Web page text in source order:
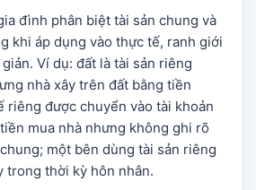
đình phân biệt tài sản chung và
khi áp dụng vào thực tế, ranh giới
Ví dụ: đất là tài sản riêng
nhà xây trên đất bằng tiền
riêng được chuyển vào tài khoản
mua nhà nhưng không ghi rõ
một bên dùng tài sản riêng
trong thời kỳ hôn nhân.